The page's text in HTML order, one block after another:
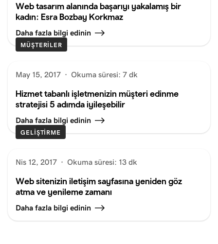
Web tasarım alanında başarıyı yakalamış bir
kadın: Esra Bozbay Korkmaz
Daha fazla bilgi edinin
MÜŞTERILER
May 15, 2017 · Okuma süresi: 7 dk
Hizmet tabanlı işletmenizin müşteri edinme
stratejisi 5 adımda iyileşebilir
Daha fazla bilgi edinin
GELIŞTIRME
Nis 12, 2017 · Okuma süresi: 13 dk
Web sitenizin iletişim sayfasına yeniden göz
atma ve yenileme zamanı
Daha fazla bilgi edinin